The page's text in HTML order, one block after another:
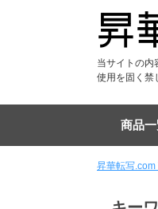
当サイトの内
使用を固く禁
商品
Tシャ
DTF T
シャツ
DTF
パー
DTF
ジャン
ユニフ
パンツ
DTF
アパレ
キャ
マスク
マフ
ブラン
フー
タオル
フード
トート
エコバ
リュ
バッグ
ケース
PC・
ショ
スマ
チケ
サコッ
ポーチ
巾着
マウス
タペス
布ポス
傘
布カ
生活雑
ステ
フラ
昇華転写.com